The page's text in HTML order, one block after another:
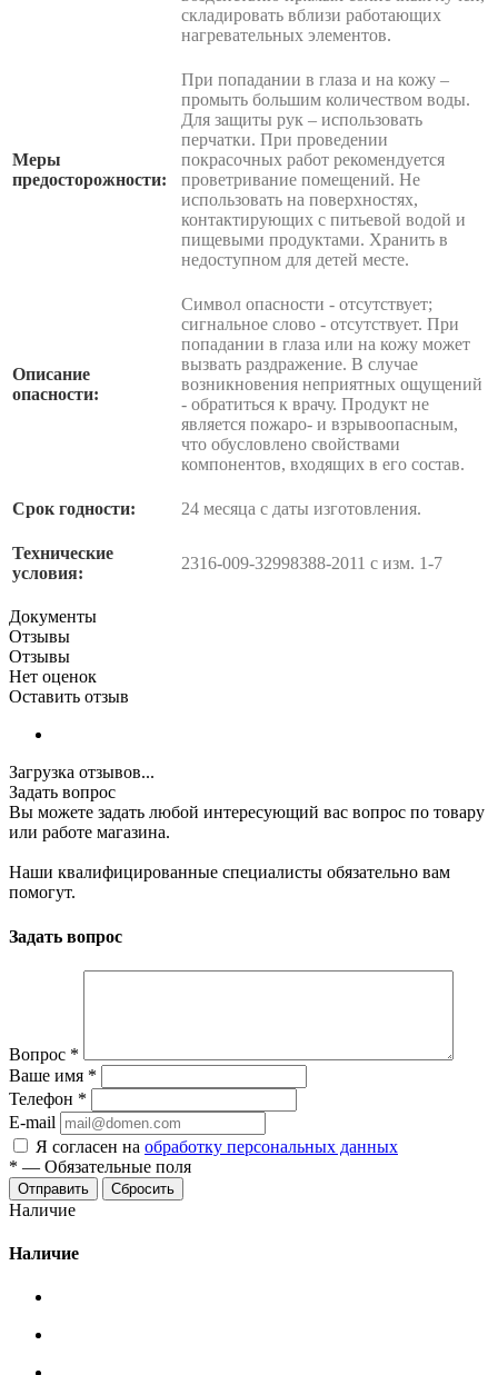
складировать вблизи работающих
нагревательных элементов.
Меры
предосторожности:
При попадании в глаза и на кожу –
промыть большим количеством воды.
Для защиты рук – использовать
перчатки. При проведении
покрасочных работ рекомендуется
проветривание помещений. Не
использовать на поверхностях,
контактирующих с питьевой водой и
пищевыми продуктами. Хранить в
недоступном для детей месте.
Описание
опасности:
Символ опасности - отсутствует;
сигнальное слово - отсутствует. При
попадании в глаза или на кожу может
вызвать раздражение. В случае
возникновения неприятных ощущений
- обратиться к врачу. Продукт не
является пожаро- и взрывоопасным,
что обусловлено свойствами
компонентов, входящих в его состав.
Срок годности: 24 месяца с даты изготовления.
Технические
условия:
2316-009-32998388-2011 с изм. 1-7
Документы
Отзывы
Отзывы
Нет оценок
Оставить отзыв
Загрузка отзывов...
Задать вопрос
Вы можете задать любой интересующий вас вопрос по товару
или работе магазина.
Наши квалифицированные специалисты обязательно вам
помогут.
Задать вопрос
Вопрос *
Ваше имя *
Телефон *
E-mail
Я согласен на обработку персональных данных
* — Обязательные поля
Сбросить
Наличие
Наличие